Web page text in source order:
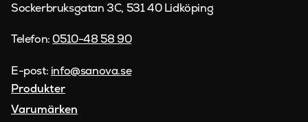
Sockerbruksgatan 3C, 531 40 Lidköping
Telefon: 0510-48 58 90
E-post: info@sanova.se
Produkter
Varumärken